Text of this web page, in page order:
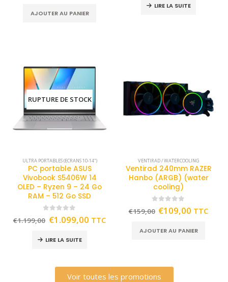
AJOUTER AU PANIER
LIRE LA SUITE
RUPTURE DE STOCK
ULTRA PORTABLES (ECRANS 10-14")
PC portable ASUS
Vivobook S5406W 14
OLED – Ryzen 9 – 24 Go
RAM – 512 Go SSD
out of 5
€1.199,00 €1.099,00 TTC
LIRE LA SUITE
VENTIRAD / WATERCOOLING
Ventirad 240mm RAZER
Hanbo (ARGB) (water
cooling)
out of 5
€159,00 €109,00 TTC
AJOUTER AU PANIER
Voir toutes les promotions